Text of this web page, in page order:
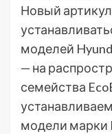
Новый
моделей
— на
семейства
модели марки